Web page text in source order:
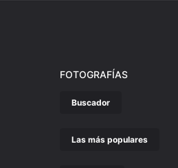
FOTOGRAFÍAS
Buscador
Las más populares